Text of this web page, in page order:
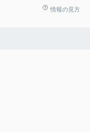
情報の見方